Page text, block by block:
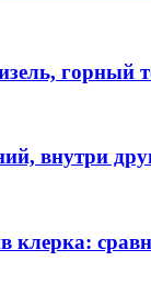
горный
внутри
клерка: